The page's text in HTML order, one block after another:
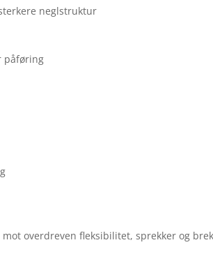
neglstruktur
påføring
overdreven fleksibilitet, sprekker og